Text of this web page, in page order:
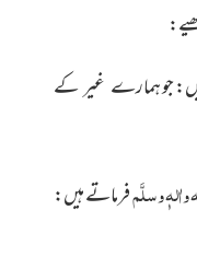
جوہمارے غیر کے
واٰلہٖ وسلَّمفرماتے ہیں: